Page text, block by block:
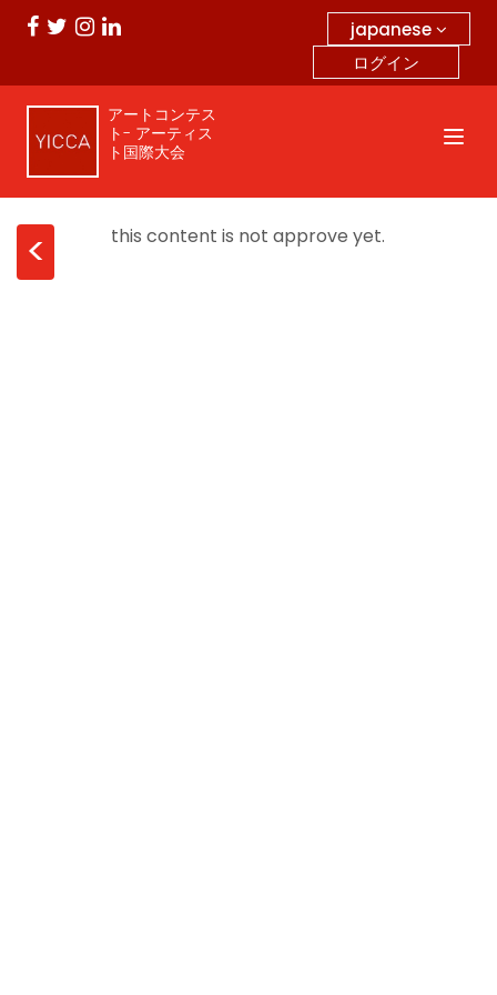
japanese
ログイン
アートコンテス
ト- アーティス
ト国際大会
< this content is not approve yet.